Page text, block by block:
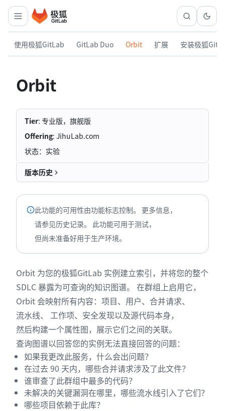
使用极狐GitLab GitLab Duo Orbit 扩展 安装极狐
Orbit
Tier: 专业版，旗舰版
Offering: JihuLab.com
状态：实验
版本历史
此功能的可用性由功能标志控制。 更多信息，
请参见历史记录。 此功能可用于测试，
但尚未准备好用于生产环境。
Orbit 为您的极狐GitLab 实例建立索引，并将您的整个
SDLC 暴露为可查询的知识图谱。 在群组上启用它，
Orbit 会映射所有内容：项目、用户、合并请求、
流水线、 工作项、安全发现以及源代码本身，
然后构建一个属性图，展示它们之间的关联。
查询图谱以回答您的实例无法直接回答的问题：
如果我更改此服务，什么会出问题？
在过去 90 天内，哪些合并请求涉及了此文件？
谁审查了此群组中最多的代码？
未解决的关键漏洞在哪里，哪些流水线引入了它们？
哪些项目依赖于此库？